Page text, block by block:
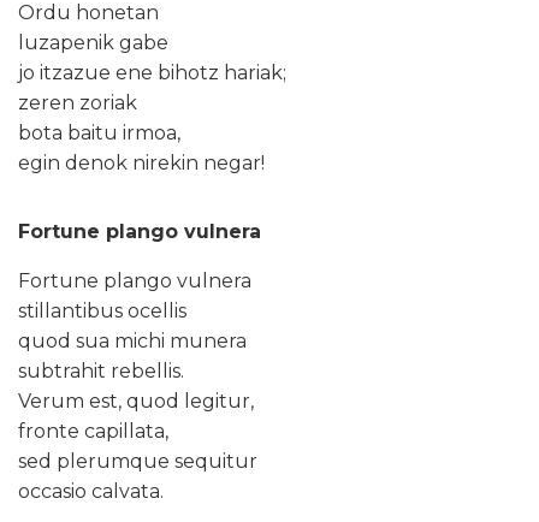
Ordu honetan
luzapenik gabe
jo itzazue ene bihotz hariak;
zeren zoriak
bota baitu irmoa,
egin denok nirekin negar!
Fortune plango vulnera
Fortune plango vulnera
stillantibus ocellis
quod sua michi munera
subtrahit rebellis.
Verum est, quod legitur,
fronte capillata,
sed plerumque sequitur
occasio calvata.